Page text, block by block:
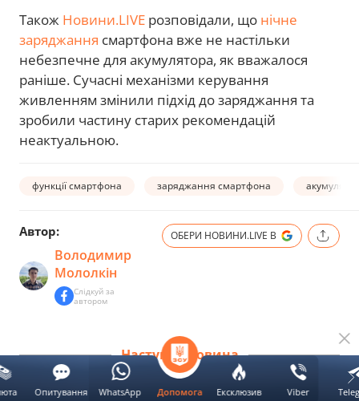
Також Новини.LIVE розповідали, що нічне
заряджання смартфона вже не настільки
небезпечне для акумулятора, як вважалося
раніше. Сучасні механізми керування
живленням змінили підхід до заряджання та
зробили частину старих рекомендацій
неактуальною.
функції смартфона заряджання смартфона
Автор:
Володимир
Мололкін
Слідкуй за
автором
ОБЕРИ НОВИНИ.LIVE В
Наступна новина
Допомога Ексклюзив Viber
Опитування WhatsApp